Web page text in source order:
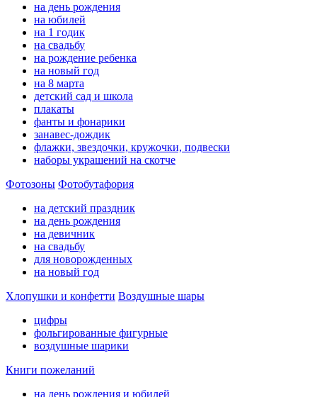
на день рождения
на юбилей
на 1 годик
на свадьбу
на рождение ребенка
на новый год
на 8 марта
детский сад и школа
плакаты
фанты и фонарики
занавес-дождик
флажки, звездочки, кружочки, подвески
наборы украшений на скотче
Фотозоны Фотобутафория
на детский праздник
на день рождения
на девичник
на свадьбу
для новорожденных
на новый год
Хлопушки и конфетти Воздушные шары
цифры
фольгированные фигурные
воздушные шарики
Книги пожеланий
на день рождения и юбилей